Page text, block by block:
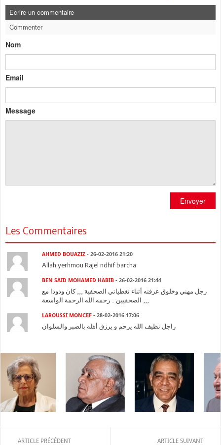
Ecrire un commentaire
Commenter
Nom
Email
Message
Envoyer
Les Commentaires
AHMED BOUAZIZ - 26-02-2016 21:20
Allah yerhmou Rajel ndhif barcha
BEN SAID MOHAMED HABIB - 26-02-2016 21:44
رجل مهني وخلوق عرفته أثناء تغطياتي الصحفية ,,, كان ودودا مع
LAROUSSI MONCEF - 28-02-2016 17:06
راجل نظيف الله يرحم و يرزق أهله بالصبر والسلوان
ARTICLE PRÉCÉDENT ARTICLE SUIVANT